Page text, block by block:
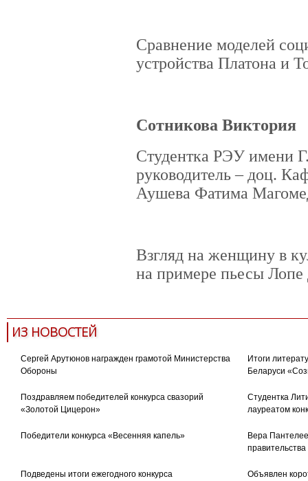
Сравнение моделей
устройства Платона и
Сотникова Виктория
Студентка РЭУ имени
руководитель – доц.
Аушева Фатима
Взгляд на женщину в
на примере пьесы Лопе
ИЗ НОВОСТЕЙ
Сергей Арутюнов награжден грамотой Министерства
Обороны
Итоги
Беларуси
Поздравляем победителей конкурса свазорий
«Золотой Цицерон»
Студентка
лауреатом
Победители конкурса «Весенняя капель»
Вера
Подведены итоги ежегодного конкурса
Объявлен